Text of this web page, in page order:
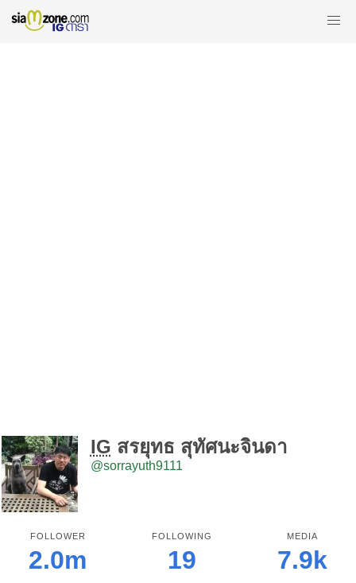
IG สรยุทธ สุทัศนะจินดา
@sorrayuth9111
FOLLOWER
2.0m
FOLLOWING
19
MEDIA
7.9k